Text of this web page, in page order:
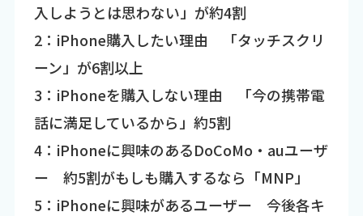
入しようとは思わない」が約4割
2：iPhone購入したい理由 「タッチスクリ
ーン」が6割以上
3：iPhoneを購入しない理由 「今の携帯電
話に満足しているから」約5割
4：iPhoneに興味のあるDoCoMo・auユーザ
ー 約5割がもしも購入するなら「MNP」
5：iPhoneに興味があるユーザー 今後各キ